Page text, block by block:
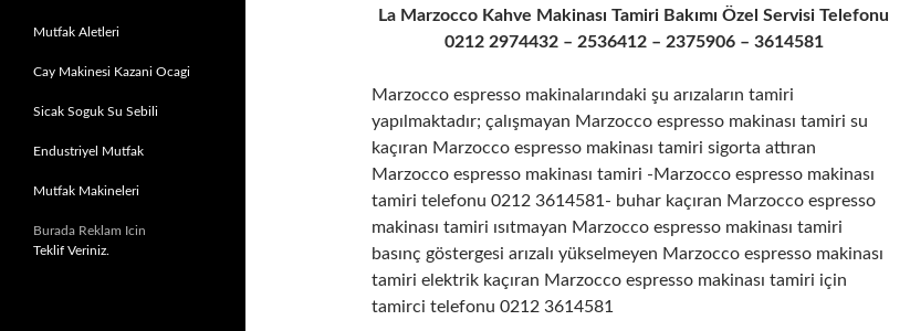
La Marzocco Kahve Makinası Tamiri Bakımı Özel Servisi Telefonu
0212 2974432 – 2536412 – 2375906 – 3614581
Marzocco espresso makinalarındaki şu arızaların tamiri
yapılmaktadır; çalışmayan Marzocco espresso makinası tamiri su
kaçıran Marzocco espresso makinası tamiri sigorta attıran
Marzocco espresso makinası tamiri -Marzocco espresso makinası
tamiri telefonu 0212 3614581- buhar kaçıran Marzocco espresso
makinası tamiri ısıtmayan Marzocco espresso makinası tamiri
basınç göstergesi arızalı yükselmeyen Marzocco espresso makinası
tamiri elektrik kaçıran Marzocco espresso makinası tamiri için
tamirci telefonu 0212 3614581
Mutfak Aletleri
Cay Makinesi Kazani Ocagi
Sicak Soguk Su Sebili
Endustriyel Mutfak
Mutfak Makineleri
Burada Reklam Icin
Teklif Veriniz.